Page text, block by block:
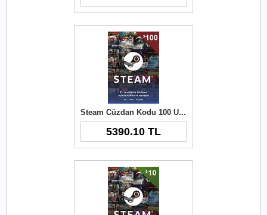
Steam Cüzdan Kodu 100 USD
5390.10 TL